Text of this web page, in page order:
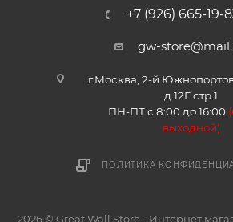
+7 (926) 665-19-
gw-
г.Москва, 2-й
д.12Г стр.1
ПН-ПТ с 8:00 до 16:00 (
выходной)
ПОЛИТИКА
2026 © Great Wall Store - Интернет